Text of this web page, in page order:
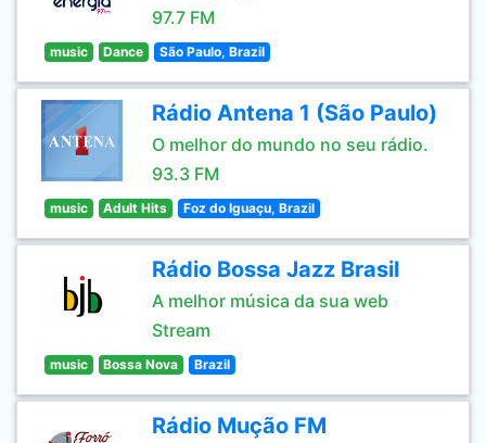
97.7 FM
music Dance São Paulo, Brazil
Rádio Antena 1 (São Paulo)
O melhor do mundo no seu rádio.
93.3 FM
music Adult Hits Foz do Iguaçu, Brazil
Rádio Bossa Jazz Brasil
A melhor música da sua web
Stream
music Bossa Nova Brazil
Rádio Mução FM